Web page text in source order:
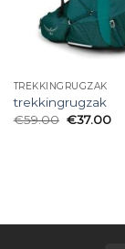
TREKKINGRUGZAK
trekkingrugzak
€59.00 €37.00